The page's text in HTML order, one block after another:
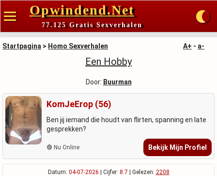
Opwindend.Net
77.125 Gratis Sexverhalen
Startpagina > Homo Sexverhalen A+ - a-
Een Hobby
Door: Buurman
KomJeErop (56)
Ben jij iemand die houdt van flirten, spanning en late
gesprekken?
🟢 Nu Online Bekijk Mijn Profiel
Datum: 04-07-2026 | Cijfer: 8.7 | Gelezen: 2208